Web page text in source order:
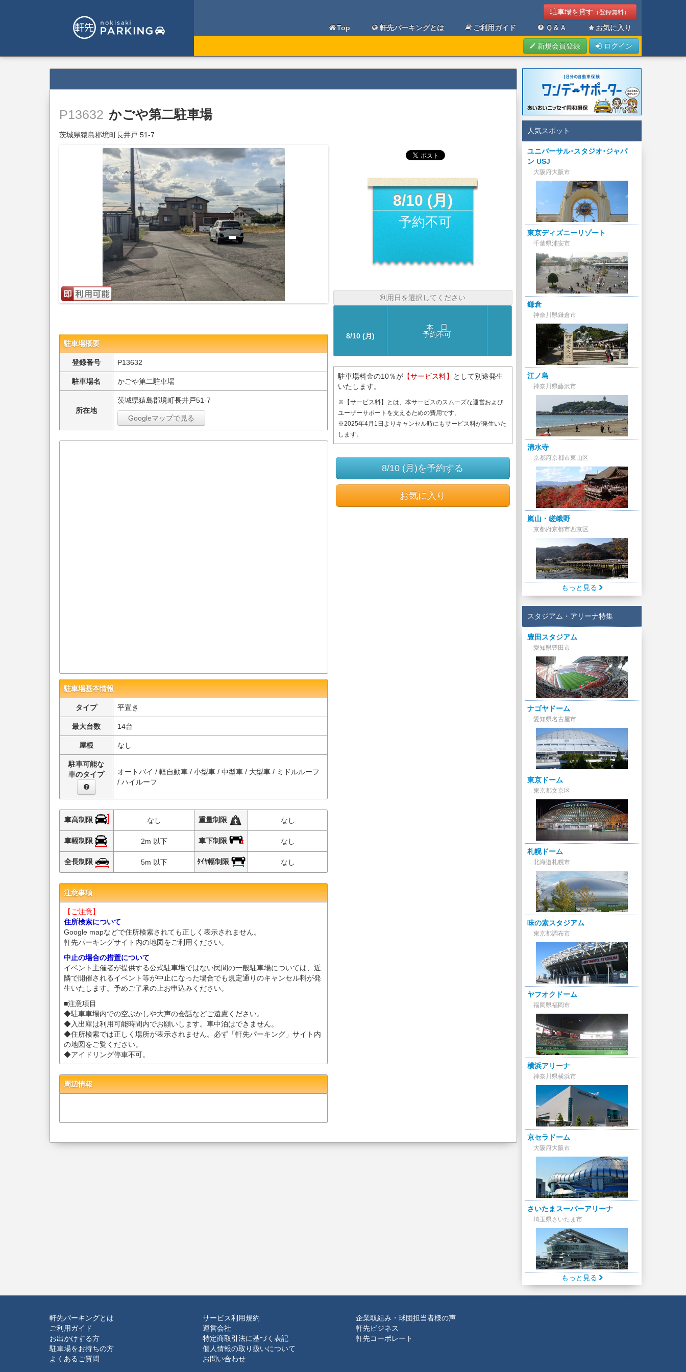
駐車場を貸す （登録無料）
Top 軒先パーキングとは ご利用ガイド Ｑ＆Ａ お気に入り
新規会員登録 ログイン
P13632 かごや第二駐車場
茨城県猿島郡境町長井戸 51-7
駐車場概要
登録番号 P13632
駐車場名 かごや第二駐車場
所在地
茨城県猿島郡境町長井戸51-7
Googleマップで見る
駐車場基本情報
タイプ 平置き
最大台数 14台
屋根 なし
駐車可能な
車のタイプ
オートバイ / 軽自動車 / 小型車 / 中型車 / 大型車 / ミドルルーフ
/ ハイルーフ
車高制限 なし 重量制限 なし
車幅制限 2m 以下 車下制限 なし
全長制限 5m 以下 ﾀｲﾔ幅制限 なし
注意事項
【ご注意】
住所検索について
Google mapなどで住所検索されても正しく表示されません。
軒先パーキングサイト内の地図をご利用ください。
中止の場合の措置について
イベント主催者が提供する公式駐車場ではない民間の一般駐車場については、近
隣で開催されるイベント等が中止になった場合でも規定通りのキャンセル料が発
生いたします。予めご了承の上お申込みください。
■注意項目
◆駐車車場内での空ぶかしや大声の会話などご遠慮ください。
◆入出庫は利用可能時間内でお願いします。車中泊はできません。
◆住所検索では正しく場所が表示されません。必ず「軒先パーキング」サイト内
の地図をご覧ください。
◆アイドリング停車不可。
周辺情報
8/10 (月)
予約不可
利用日を選択してください
8/10 (月)
本 日
予約不可
駐車場料金の10％が【サービス料】
として別途発生
いたします。
※【サービス料】とは、本サービスのスムーズな運営および
ユーザーサポートを支えるための費用です。
※2025年4月1日よりキャンセル時にもサービス料が発生いた
します。
8/10 (月)を予約する
お気に入り
人気スポット
ユニバーサル･スタジオ･ジャパ
ン USJ
大阪府大阪市
東京ディズニーリゾート
千葉県浦安市
鎌倉
神奈川県鎌倉市
江ノ島
神奈川県藤沢市
清水寺
京都府京都市東山区
嵐山・嵯峨野
京都府京都市西京区
もっと見る
スタジアム・アリーナ特集
豊田スタジアム
愛知県豊田市
ナゴヤドーム
愛知県名古屋市
東京ドーム
東京都文京区
札幌ドーム
北海道札幌市
味の素スタジアム
東京都調布市
ヤフオクドーム
福岡県福岡市
横浜アリーナ
神奈川県横浜市
京セラドーム
大阪府大阪市
さいたまスーパーアリーナ
埼玉県さいたま市
もっと見る
軒先パーキングとは
ご利用ガイド
お出かけする方
駐車場をお持ちの方
よくあるご質問
サービス利用規約
運営会社
特定商取引法に基づく表記
個人情報の取り扱いについて
お問い合わせ
企業取組み・球団担当者様の声
軒先ビジネス
軒先コーポレート